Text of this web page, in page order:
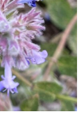
numa
e a Vida
casei, fui
de